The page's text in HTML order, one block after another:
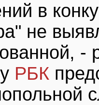
в
не
-
РБК